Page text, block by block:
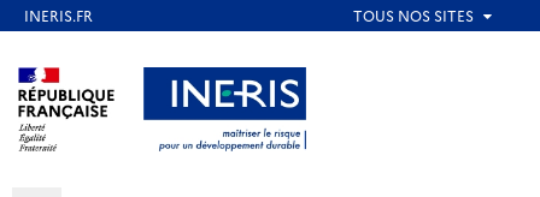
au
contenu
principal
Aller au contenu Aller au menu
Aller au pied de page